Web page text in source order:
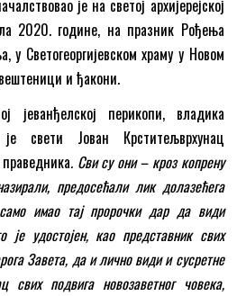
је на светој архијерејској
2020. године, на празник Рођења
у Светогеоргијевском храму у Новом
и ђакони.
јеванђелској перикопи, владика
свети Јован Крститељврхунац
. Сви су они – кроз копрену
предосећали лик долазећега
имао тај пророчки дар да види
је удостојен, као представник свих
Завета, да и лично види и сусретне
подвига новозаветног човека,